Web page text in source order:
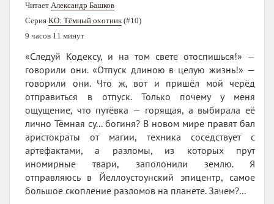
Читает Александр Башков
Серия КО: Тёмный охотник(#10)
9 часов 11 минут
«Следуй Кодексу, и на том свете отоспишься!» —
говорили они. «Отпуск длиною в целую жизнь!» —
говорили они. Что ж, вот и пришёл мой черёд
отправиться в отпуск. Только почему у меня
ощущение, что путёвка — горящая, а выбирала её
лично Тёмная су... богиня? В новом мире правят бал
аристократы от магии, техника соседствует с
артефактами, а разломы, из которых прут
иномирные твари, заполонили землю. Я
отправляюсь в Йеллоустоунский эпицентр, самое
большое скопление разломов на планете. Зачем?...